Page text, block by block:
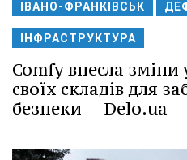
ІВАНО-ФРАНКІВСЬК
ІНФРАСТРУКТУРА
Comfy внесла зміни
своїх складів для
безпеки -- Delo.ua